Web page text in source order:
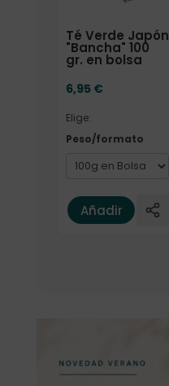
Té Verde Japón
"Bancha" 100
gr. en bolsa
6,95 €
Elige:
Peso/formato
Añadir